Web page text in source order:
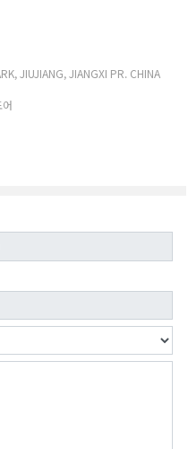
JIUJIANG, JIANGXI PR. CHINA